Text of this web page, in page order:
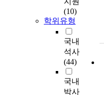
(10)
학위유형
국내
석사
(44)
국내
박사